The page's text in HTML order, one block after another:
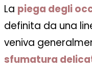
La piega degli
definita da una
veniva
sfumatura